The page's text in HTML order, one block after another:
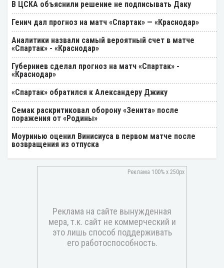
В ЦСКА объяснили решение не подписывать Даку
Генич дал прогноз на матч «Спартак» — «Краснодар»
Аналитики назвали самый вероятный счет в матче
«Спартак» - «Краснодар»
Губерниев сделал прогноз на матч «Спартак» -
«Краснодар»
«Спартак» обратился к Александеру Джику
Семак раскритиковал оборону «Зенита» после
поражения от «Родины»
Моуринью оценил Винисиуса в первом матче после
возвращения из отпуска